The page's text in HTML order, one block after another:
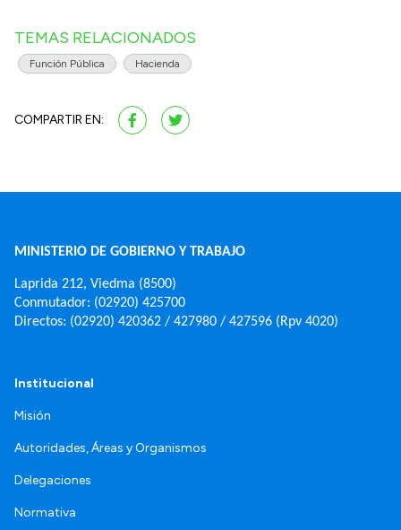
TEMAS RELACIONADOS
Función Pública Hacienda
COMPARTIR EN:
MINISTERIO DE GOBIERNO Y TRABAJO
Laprida 212, Viedma (8500)
Conmutador: (02920) 425700
Directos: (02920) 420362 / 427980 / 427596 (Rpv 4020)
Institucional
Misión
Autoridades, Áreas y Organismos
Delegaciones
Normativa